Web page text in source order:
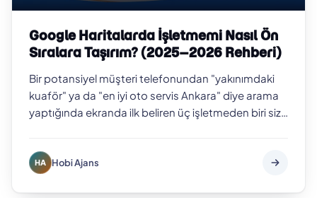
Google Haritalarda İşletmemi Nasıl Ön
Sıralara Taşırım? (2025–2026 Rehberi)
Bir potansiyel müşteri telefonundan "yakınımdaki
kuaför" ya da "en iyi oto servis Ankara" diye arama
yaptığında ekranda ilk beliren üç işletmeden biri siz
HA Hobi Ajans